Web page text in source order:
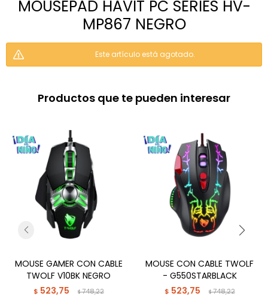
MOUSEPAD HAVIT PC SERIES HV-
MP867 NEGRO
Este artículo está agotado.
Productos que te pueden interesar
MOUSE GAMER CON CABLE
TWOLF V10BK NEGRO
$ 523,75 $748,22
MOUSE CON CABLE TWOLF
- G550STARBLACK
$ 523,75 $748,22